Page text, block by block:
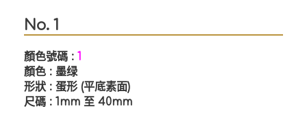
No. 1
顏色號碼 : 1
顏色 : 墨绿
形狀 : 蛋形 (平底素面)
尺碼 : 1mm 至 40mm